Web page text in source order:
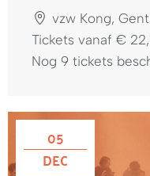
vzw Kong, Gent
Tickets vanaf €
Nog 9 tickets
05
DEC